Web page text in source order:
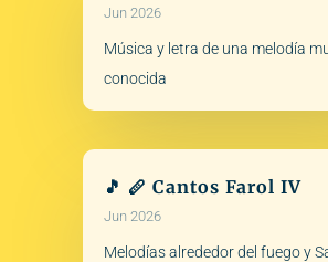
Jun 2026
Música y letra de una melodía
conocida
🎵 🪈 Cantos Farol IV
Jun 2026
Melodías alrededor del fuego y